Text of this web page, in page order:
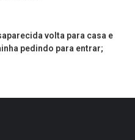
volta para casa e
pedindo para entrar;